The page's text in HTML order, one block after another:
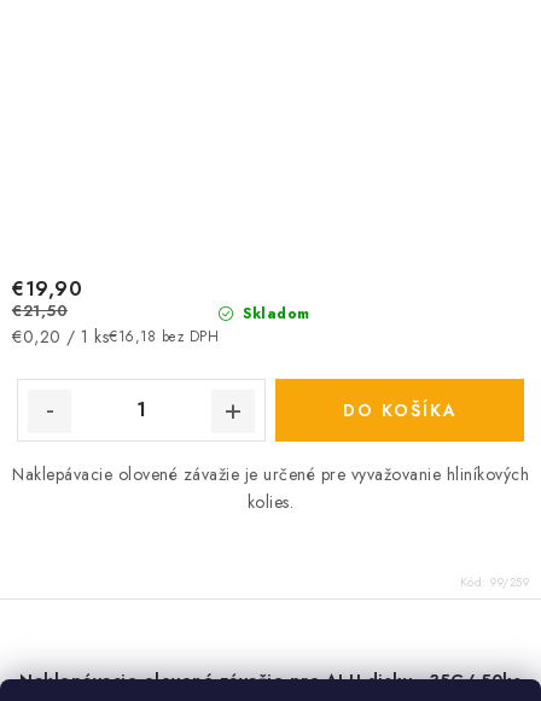
Skladom
€16,18 bez DPH
€19,90
€21,50
Jednotková
€0,20 / 1 ks
DO KOŠÍKA
Naklepávacie olovené závažie je určené pre vyvažovanie hliníkových
kolies.
Kód: 99/259
Naklepávacie olovené závažie pre ALU disky - 35G/ 50ks